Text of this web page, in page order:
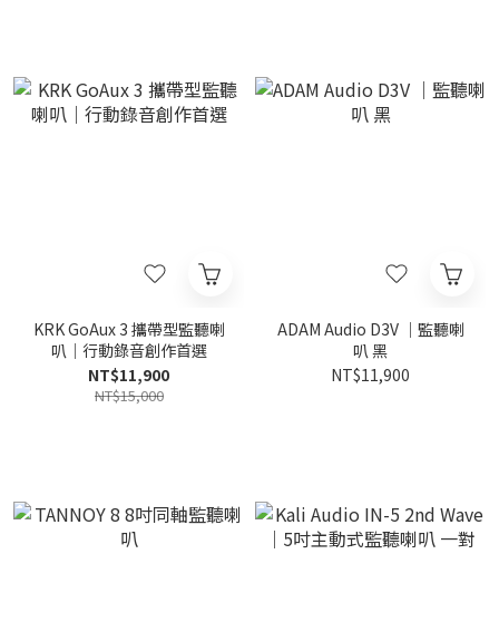
KRK GoAux 3 攜帶型監聽喇
叭｜行動錄音創作首選
NT$11,900
NT$15,000
ADAM Audio D3V ｜監聽喇
叭 黑
NT$11,900